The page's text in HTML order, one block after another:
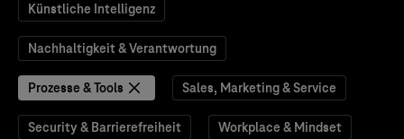
Künstliche Intelligenz
Nachhaltigkeit & Verantwortung
Prozesse & Tools Sales, Marketing & Service
Security & Barrierefreiheit Workplace & Mindset